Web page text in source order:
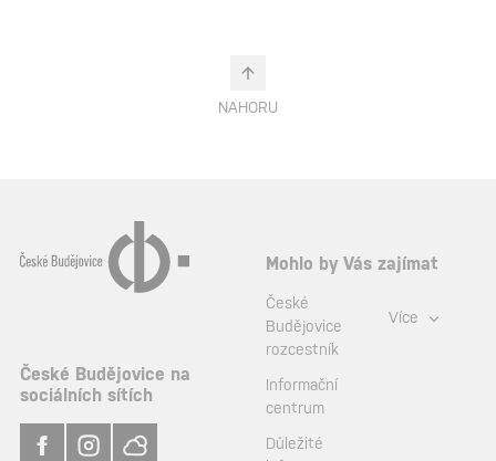
NAHORU
České Budějovice na
sociálních sítích
Mohlo by Vás zajímat
České
Budějovice
rozcestník
Informační
centrum
Důležité
Více